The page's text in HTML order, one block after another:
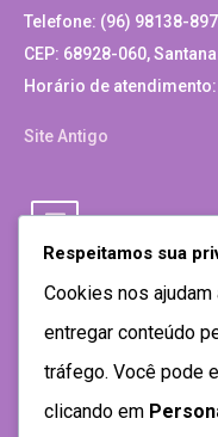
Telefone: (96) 98138-
CEP: 68928-060,
Horário de atendimento:
Site Antigo
Respeitamos sua
Cookies nos
entregar conteúdo
tráfego. Você pode
clicando em